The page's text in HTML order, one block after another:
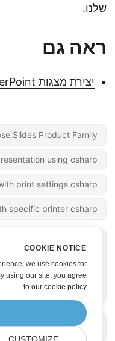
שלנו.
ראה גם
יצירת מצגות MS PowerPoint ב-C#
Product Family
using csharp
print settings csharp
specific printer csharp
PPT PPTX ל-TIFF
באמצעות C#
COOKIE NOTICE
we use cookies for
using our site, you agree
to our cookie policy
.